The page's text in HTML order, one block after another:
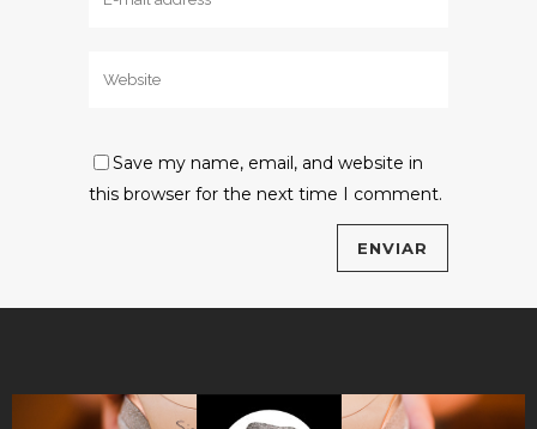
Save my name, email, and website in
this browser for the next time I comment.